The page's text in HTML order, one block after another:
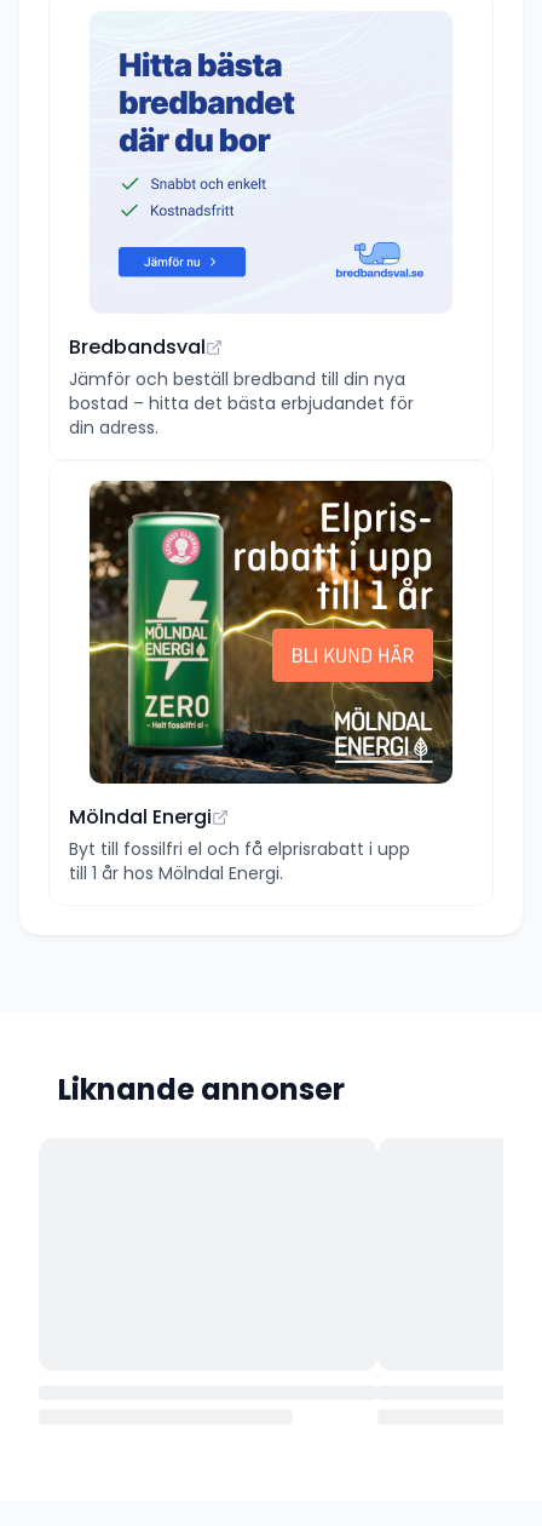
Bredbandsval
Jämför och beställ bredband till din nya
bostad – hitta det bästa erbjudandet för
din adress.
Mölndal Energi
Byt till fossilfri el och få elprisrabatt i upp
till 1 år hos Mölndal Energi.
Liknande annonser